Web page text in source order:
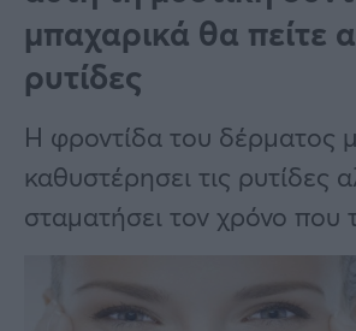
Επιδοτήσεις
ΕΣΠΑ
Κόσμος
Lifestyle
Αθλητικά
Υγεία
Γυναίκα
Καιρός
μπαχαρικά θα πείτε
ρυτίδες
Η φροντίδα του δέρματος
καθυστέρησει τις ρυτίδες
σταματήσει τον χρόνο που